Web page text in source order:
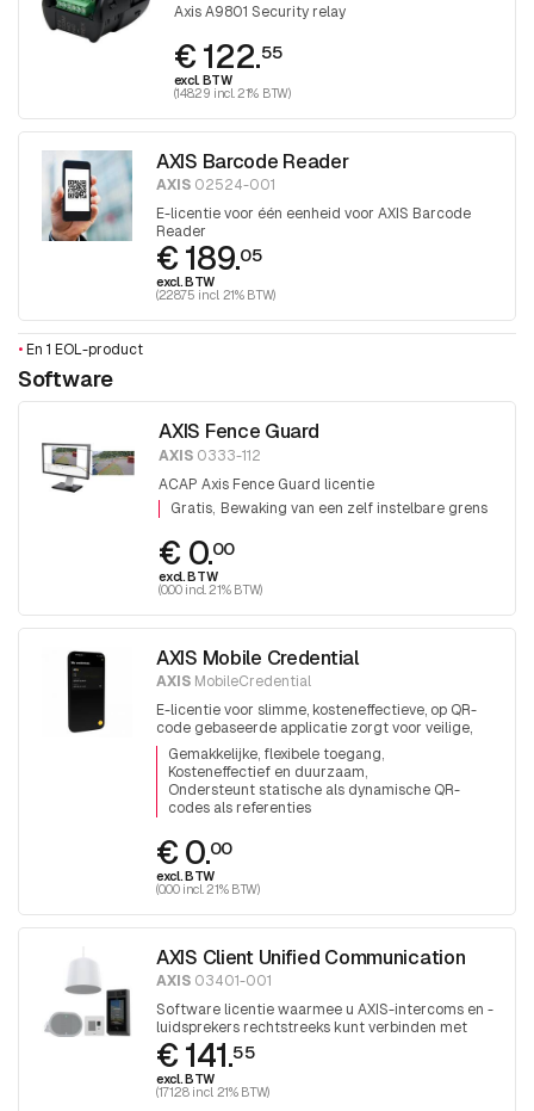
Axis A9801 Security relay
€ 122.55
excl. BTW
(148.29 incl. 21% BTW)
AXIS Barcode Reader
AXIS 02524-001
E-licentie voor één eenheid voor AXIS Barcode
Reader
€ 189.05
excl. BTW
(228.75 incl. 21% BTW)
• En 1 EOL-product
Software
AXIS Fence Guard
AXIS 0333-112
ACAP Axis Fence Guard licentie
Gratis Bewaking van een zelf instelbare grens
€ 0.00
excl. BTW
(0.00 incl. 21% BTW)
AXIS Mobile Credential
AXIS MobileCredential
E-licentie voor slimme, kosteneffectieve, op QR-
code gebaseerde applicatie zorgt voor veilige,
efficiënte en betrouwbare toegangscontrole.
Gemakkelijke, flexibele toegang
Kosteneffectief en duurzaam
Ondersteunt statische als dynamische QR-
codes als referenties
€ 0.00
excl. BTW
(0.00 incl. 21% BTW)
AXIS Client Unified Communication
AXIS 03401-001
Software licentie waarmee u AXIS-intercoms en -
luidsprekers rechtstreeks kunt verbinden met
Microsoft Teams via de MS SIP Gateway-service
€ 141.55
excl. BTW
(171.28 incl. 21% BTW)